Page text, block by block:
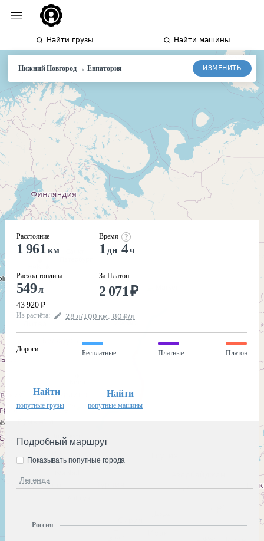
Найти грузы Найти машины
Нижний Новгород→Евпатория ИЗМЕНИТЬ
Расстояние
1 961 км
Расход топлива
549л
43 920 ₽
Время
1 дн 4ч
За Платон
2 071₽
Из расчёта: 28 л/100 км, 80 ₽/л
Дороги:
Бесплатные Платные Платон
Найти
попутные грузы
Найти
попутные машины
Подробный маршрут
Легенда
Показывать попутные города
Россия